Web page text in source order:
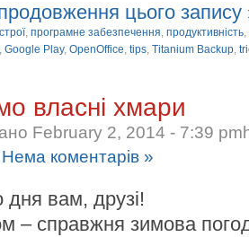
цього запису
, програмне забезпечення, продуктивність,
, Google Play, OpenOffice, tips, Titanium Backup,
власні хмари
February 2, 2014 - 7:39
Нема коментарів »
дня вам, друзі!
– справжня зимова